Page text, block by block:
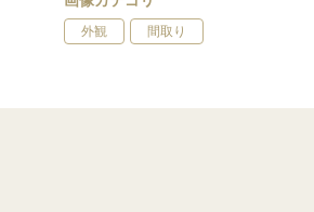
外観 間取り